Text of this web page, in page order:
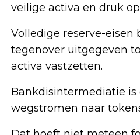
veilige activa en druk
Volledige reserve-
tegenover uitgegeven
activa vastzetten.
Bankdisintermediatie is
wegstromen naar